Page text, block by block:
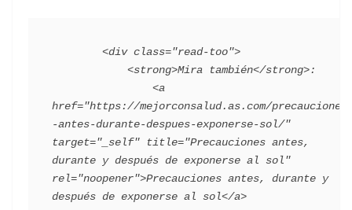
href="https://mejorconsalud.as.com/precauciones
-antes-durante-despues-exponerse-sol/"
target="_self" title="Precauciones antes,
durante y después de exponerse al sol"
rel="noopener">Precauciones antes, durante y
después de exponerse al sol</a>